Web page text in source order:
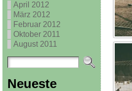
April 2012
März 2012
Februar 2012
Oktober 2011
August 2011
Neueste